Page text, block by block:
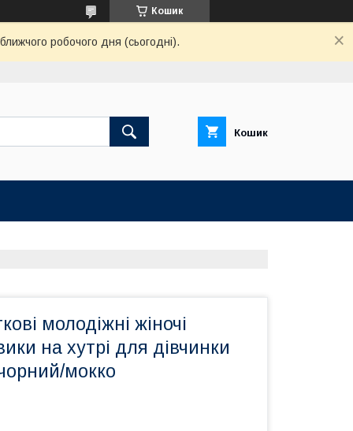
Кошик
робочого дня (сьогодні).
Кошик
молодіжні жіночі
на хутрі для дівчинки
мокко